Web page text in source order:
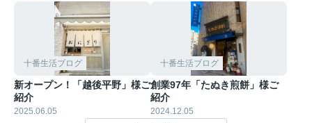
十番生活ブログ
新オープン！「越後平野」様ご
紹介
2025.06.05
十番生活ブログ
創業97年「たぬき煎餅」様ご
紹介
2024.12.05